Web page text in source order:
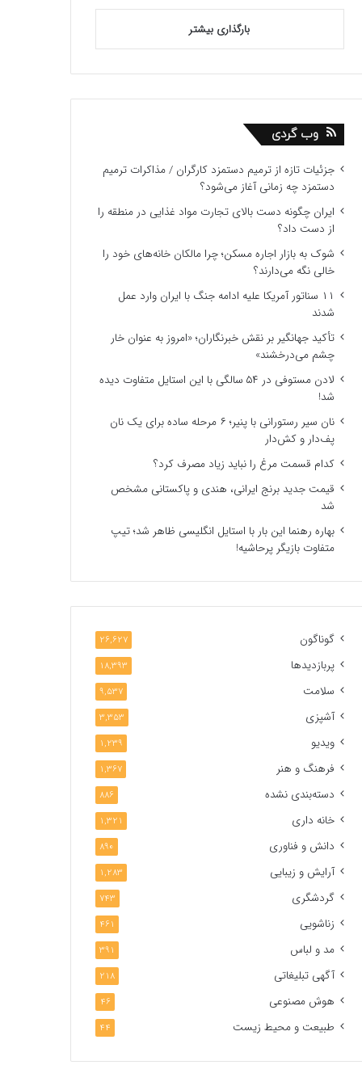
بارگذاری بیشتر
وب گردی
جزئیات تازه از ترمیم دستمزد کارگران / مذاکرات ترمیم
دستمزد چه زمانی آغاز می‌شود؟
ایران چگونه دست بالای تجارت مواد غذایی در منطقه را
از دست داد؟
شوک به بازار اجاره مسکن؛ چرا مالکان خانه‌های خود را
خالی نگه می‌دارند؟
۱۱ سناتور آمریکا علیه ادامه جنگ با ایران وارد عمل
شدند
تأکید جهانگیر بر نقش خبرنگاران؛ «امروز به عنوان خار
چشم می‌درخشند»
لادن مستوفی در ۵۴ سالگی با این استایل متفاوت دیده
شد!
نان سیر رستورانی با پنیر؛ ۶ مرحله ساده برای یک نان
پف‌دار و کش‌دار
کدام قسمت مرغ را نباید زیاد مصرف کرد؟
قیمت جدید برنج ایرانی، هندی و پاکستانی مشخص
شد
بهاره رهنما این بار با استایل انگلیسی ظاهر شد؛ تیپ
متفاوت بازیگر پرحاشیه!
گوناگون 26,627
پربازدیدها 18,393
سلامت 9,537
آشپزی 3,353
ویدیو 1,239
فرهنگ و هنر 1,367
دسته‌بندی نشده 886
خانه داری 1,321
دانش و فناوری 890
آرایش و زیبایی 1,283
گردشگری 743
زناشویی 461
مد و لباس 391
آگهی تبلیغاتی 218
هوش مصنوعی 46
طبیعت و محیط زیست 44